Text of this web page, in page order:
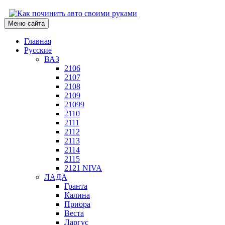
Меню сайта
Главная
Русские
ВАЗ
2106
2107
2108
2109
21099
2110
2111
2112
2113
2114
2115
2121 NIVA
ЛАДА
Гранта
Калина
Приора
Веста
Ларгус